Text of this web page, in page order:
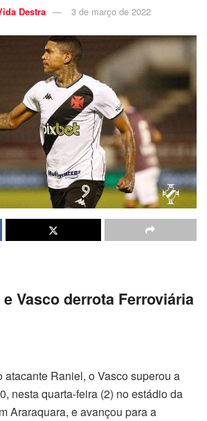
Destra 3 de março de 2022
Vasco derrota Ferroviária
atacante Raniel, o Vasco superou a
nesta quarta-feira (2) no estádio da
Araraquara, e avançou para a